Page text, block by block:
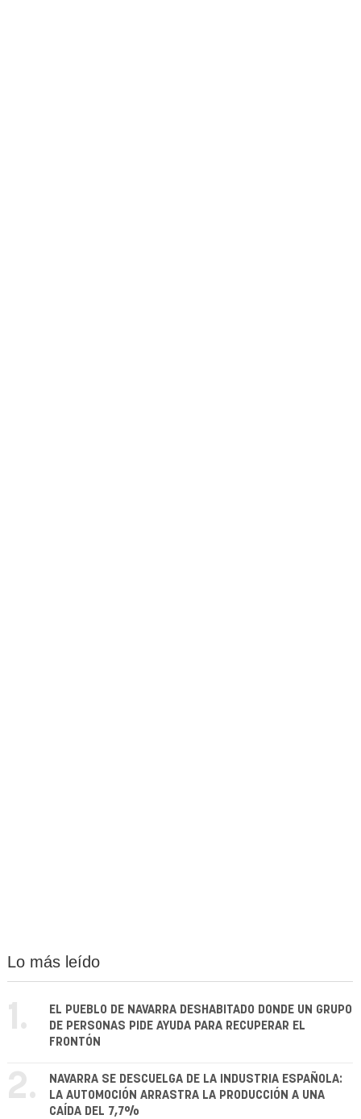
Lo más leído
1.
EL PUEBLO DE NAVARRA DESHABITADO DONDE UN GRUPO
DE PERSONAS PIDE AYUDA PARA RECUPERAR EL
FRONTÓN
2.
NAVARRA SE DESCUELGA DE LA INDUSTRIA ESPAÑOLA:
LA AUTOMOCIÓN ARRASTRA LA PRODUCCIÓN A UNA
CAÍDA DEL 7,7%